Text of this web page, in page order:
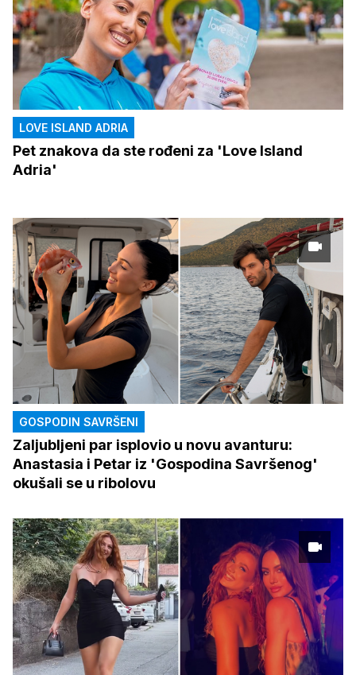
LOVE ISLAND ADRIA
Pet znakova da ste rođeni za 'Love Island
Adria'
GOSPODIN SAVRŠENI
Zaljubljeni par isplovio u novu avanturu:
Anastasia i Petar iz 'Gospodina Savršenog'
okušali se u ribolovu